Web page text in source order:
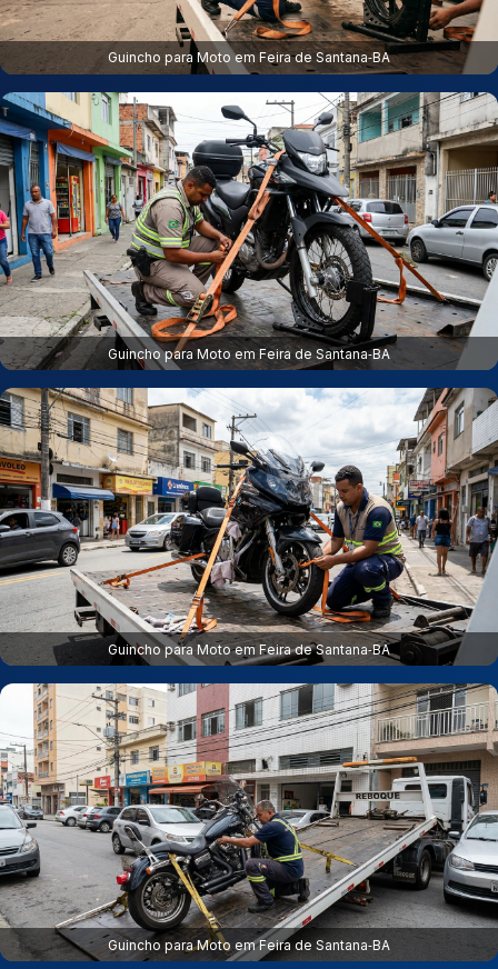
Guincho para Moto em Feira de Santana‑BA
Guincho para Moto em Feira de Santana‑BA
Guincho para Moto em Feira de Santana‑BA
Guincho para Moto em Feira de Santana‑BA